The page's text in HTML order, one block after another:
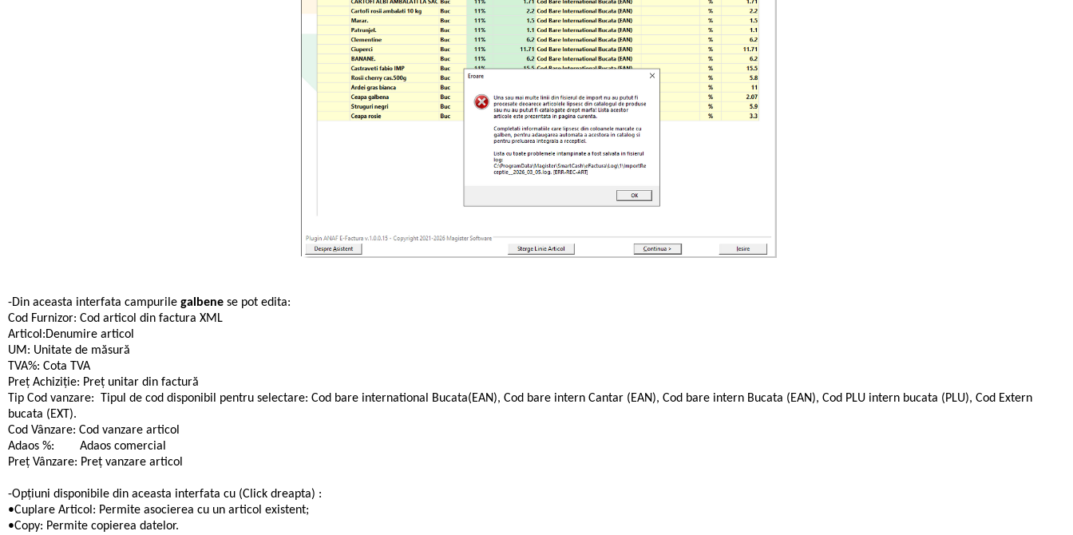
-Din aceasta interfata campurile galbene se pot edita:
Cod Furnizor: Cod articol din factura XML
Articol:Denumire articol
UM: Unitate de măsură
TVA%: Cota TVA
Preț Achiziție: Preț unitar din factură
Tip Cod vanzare: Tipul de cod disponibil pentru selectare: Cod bare international Bucata(EAN), Cod bare intern Cantar (EAN), Cod bare intern Bucata (EAN), Cod PLU intern bucata (PLU), Cod Extern
bucata (EXT).
Cod Vânzare: Cod vanzare articol
Adaos %: Adaos comercial
Preț Vânzare: Preț vanzare articol
-Opțiuni disponibile din aceasta interfata cu (Click dreapta) :
•Cuplare Articol: Permite asocierea cu un articol existent;
•Copy: Permite copierea datelor.